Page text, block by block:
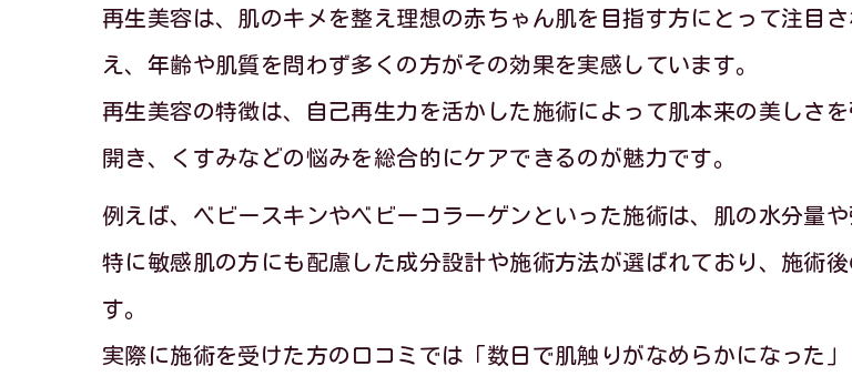
再生美容の体験談から見る肌
埼玉県で選ばれる再生美容施
再生美容体験で実感した赤ち
埼玉県で試した再生美容の肌
キメの整え方を知りたい方必見の
キメを整える再生美容の効果
赤ちゃん肌を目指す再生美容
再生美容は、肌のキメを整え理想の赤ちゃん肌を目指す方にとって注目
え、年齢や肌質を問わず多くの方がその効果を実感しています。
再生美容の特徴は、自己再生力を活かした施術によって肌本来の美しさ
開き、くすみなどの悩みを総合的にケアできるのが魅力です。
例えば、ベビースキンやベビーコラーゲンといった施術は、肌の水分量
特に敏感肌の方にも配慮した成分設計や施術方法が選ばれており、施術
す。
実際に施術を受けた方の口コミでは「数日で肌触りがなめらかになった